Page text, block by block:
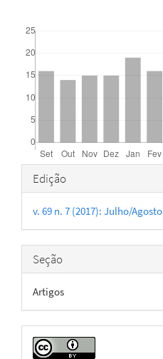
Detalhes
do
artigo
Edição
v. 69 n. 7 (2017): Julho/Agosto
Seção
Artigos